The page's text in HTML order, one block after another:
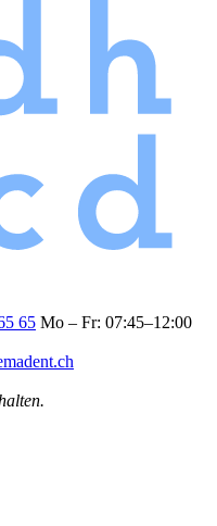
65 Mo – Fr: 07:45–12:00